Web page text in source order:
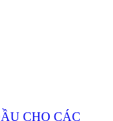
CHO CÁC